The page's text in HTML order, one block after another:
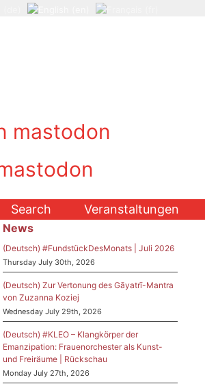
Search Veranstaltungen
News
(Deutsch) #FundstückDesMonats | Juli 2026
Thursday July 30th, 2026
(Deutsch) Zur Vertonung des Gāyatrī-Mantra
von Zuzanna Koziej
Wednesday July 29th, 2026
(Deutsch) #KLEO – Klangkörper der
Emanzipation: Frauenorchester als Kunst-
und Freiräume | Rückschau
Monday July 27th, 2026